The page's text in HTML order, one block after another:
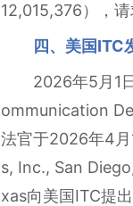
12,015,376），
四、美国ITC
2026年5月1
ommunication
法官于2026年4
s, Inc., San
xas向美国ITC提